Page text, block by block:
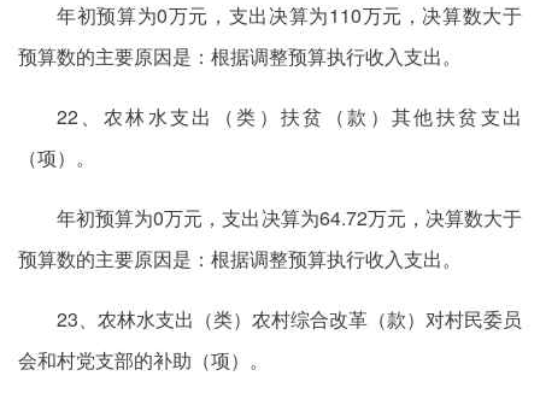
年初预算为0万元，支出决算为110万元，决算数大于
预算数的主要原因是：根据调整预算执行收入支出。
22、农林水支出（类）扶贫（款）其他扶贫支出
（项）。
年初预算为0万元，支出决算为64.72万元，决算数大于
预算数的主要原因是：根据调整预算执行收入支出。
23、农林水支出（类）农村综合改革（款）对村民委员
会和村党支部的补助（项）。